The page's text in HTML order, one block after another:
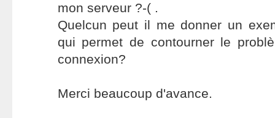
mon serveur ?-( .
Quelcun peut il me donner un
qui permet de contourner le
connexion?
Merci beaucoup d'avance.